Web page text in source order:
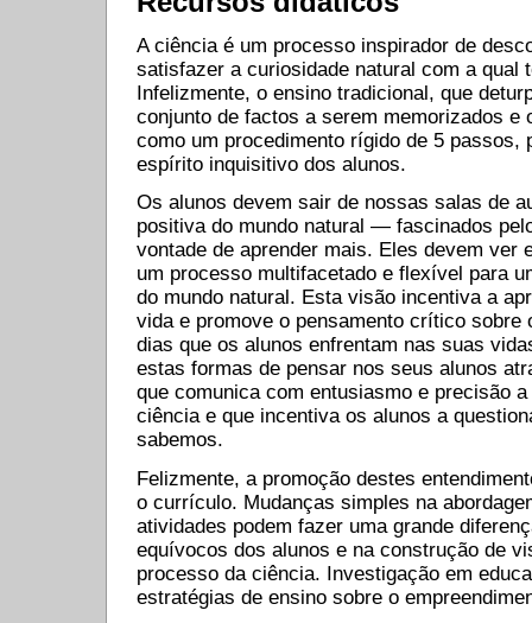
A ciência é um processo inspirador de
satisfazer a curiosidade natural com a qual
Infelizmente, o ensino tradicional, que
conjunto de factos a serem memorizados e
como um procedimento rígido de 5 passos,
espírito inquisitivo dos alunos.
Os alunos devem sair de nossas salas de
positiva do mundo natural — fascinados
vontade de aprender mais. Eles devem ver
um processo multifacetado e flexível para
do mundo natural. Esta visão incentiva a
vida e promove o pensamento crítico sobre
dias que os alunos enfrentam nas suas
estas formas de pensar nos seus alunos
que comunica com entusiasmo e precisão
ciência e que incentiva os alunos a
sabemos.
Felizmente, a promoção destes
o currículo. Mudanças simples na
atividades podem fazer uma grande
equívocos dos alunos e na construção de
processo da ciência. Investigação em
estratégias de ensino sobre o